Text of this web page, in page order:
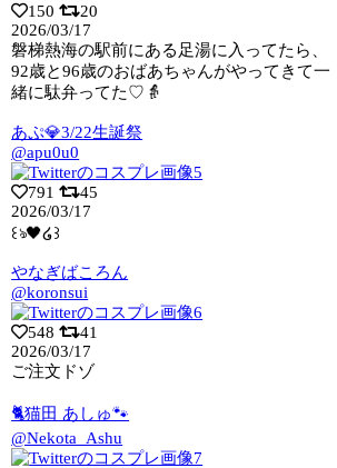
150
20
2026/03/17
磐梯熱海の駅前にある足湯に入ってたら、
92歳と96歳のおばあちゃんがやってきて一
緒に駄弁ってた♡👵
あぷ💎3/22生誕祭
@apu0u0
791
45
2026/03/17
꒰ঌ🖤໒꒱
やなぎばころん
@koronsui
548
41
2026/03/17
ご注文ドゾ
🐈猫田 あしゅ🐾
@Nekota_Ashu